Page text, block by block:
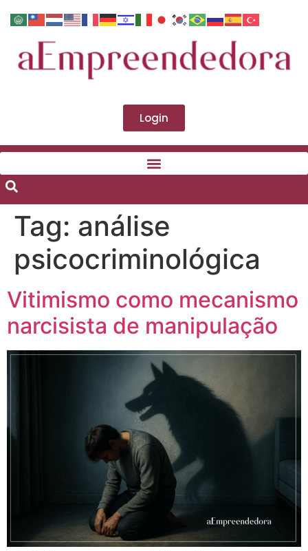
Login
Tag: análise
psicocriminológica
Vitimismo como mecanismo
narcisista de manipulação